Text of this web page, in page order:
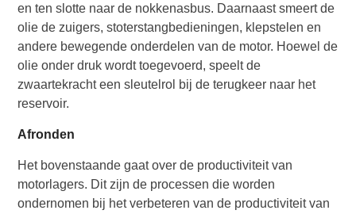
en ten slotte naar de nokkenasbus. Daarnaast smeert de
olie de zuigers, stoterstangbedieningen, klepstelen en
andere bewegende onderdelen van de motor. Hoewel de
olie onder druk wordt toegevoerd, speelt de
zwaartekracht een sleutelrol bij de terugkeer naar het
reservoir.
Afronden
Het bovenstaande gaat over de productiviteit van
motorlagers. Dit zijn de processen die worden
ondernomen bij het verbeteren van de productiviteit van